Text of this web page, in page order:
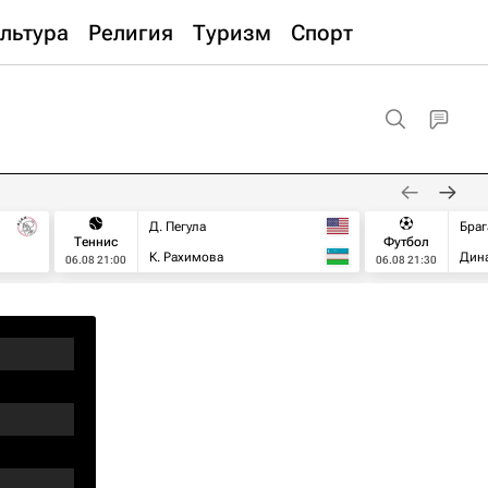
Религия Туризм Спорт
Теннис
06.08 21:00
Д. Пегула
К. Рахимова
Футбол
06.08 21:30